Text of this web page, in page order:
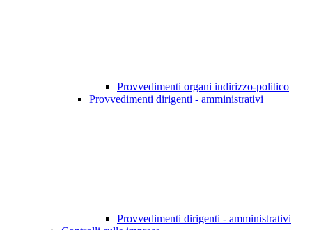
Provvedimenti organi indirizzo-politico
Provvedimenti dirigenti - amministrativi
Provvedimenti dirigenti - amministrativi